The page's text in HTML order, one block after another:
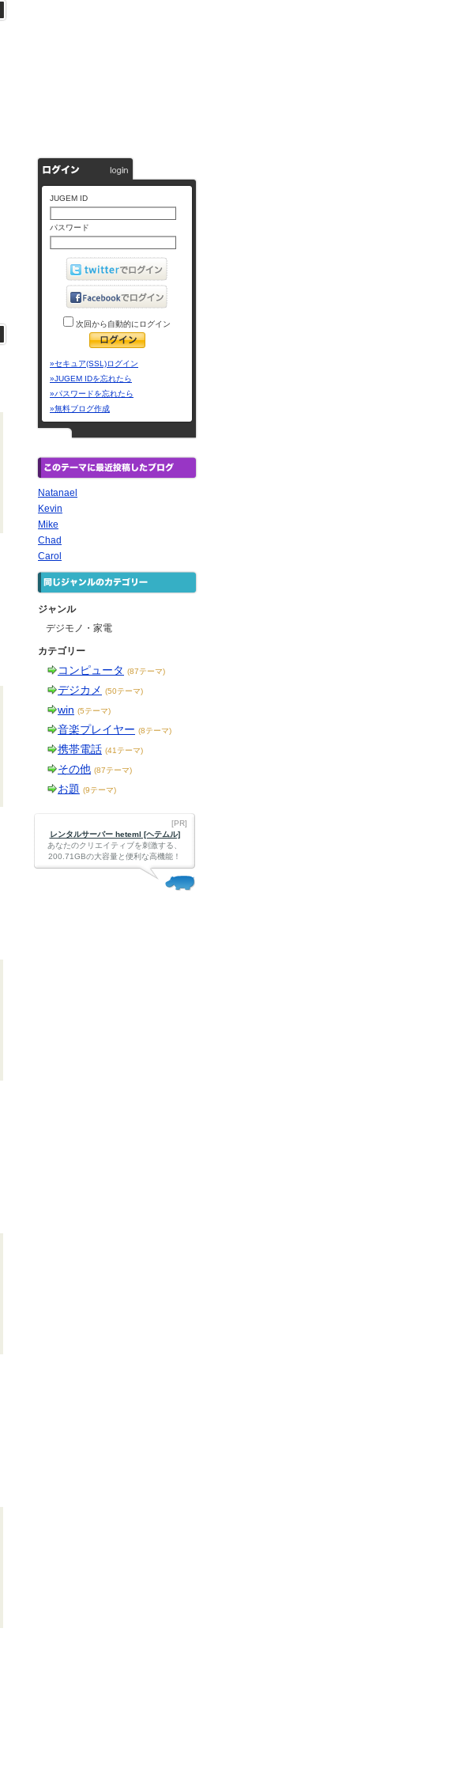
JUGEM ID
パスワード
次回から自動的にログイン
»セキュア(SSL)ログイン
»JUGEM IDを忘れたら
»パスワードを忘れたら
»無料ブログ作成
Natanael
Kevin
Mike
Chad
Carol
ジャンル
デジモノ・家電
カテゴリー
コンピュータ (87テーマ)
デジカメ (50テーマ)
win (5テーマ)
音楽プレイヤー (8テーマ)
携帯電話 (41テーマ)
その他 (87テーマ)
お題 (9テーマ)
[PR]
レンタルサーバー heteml [ヘテムル]
あなたのクリエイティブを刺激する、
200.71GBの大容量と便利な高機能！